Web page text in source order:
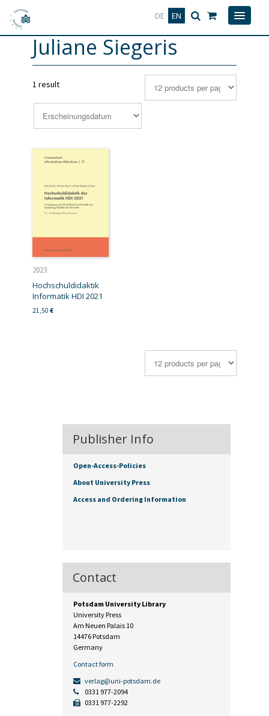
DE EN
Deutsch
Juliane Siegeris
1 result
2023
Hochschuldidaktik
Informatik HDI 2021
21,50 €
Publisher Info
Open-Access-Policies
About University Press
Access and Ordering Information
Contact
Potsdam University Library
University Press
Am Neuen Palais 10
14476 Potsdam
Germany
Contact form
verlag@uni-potsdam.de
0331 977-2094
0331 977-2292